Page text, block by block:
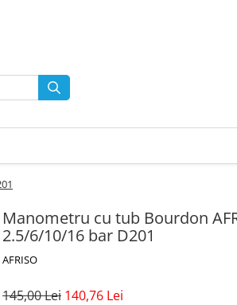
Manometru cu tub Bourdon
2.5/6/10/16 bar D201
AFRISO
145,00 Lei 140,76 Lei